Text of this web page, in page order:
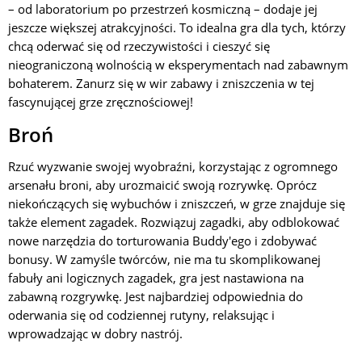
– od laboratorium po przestrzeń kosmiczną – dodaje jej
jeszcze większej atrakcyjności. To idealna gra dla tych, którzy
chcą oderwać się od rzeczywistości i cieszyć się
nieograniczoną wolnością w eksperymentach nad zabawnym
bohaterem. Zanurz się w wir zabawy i zniszczenia w tej
fascynującej grze zręcznościowej!
Broń
Rzuć wyzwanie swojej wyobraźni, korzystając z ogromnego
arsenału broni, aby urozmaicić swoją rozrywkę. Oprócz
niekończących się wybuchów i zniszczeń, w grze znajduje się
także element zagadek. Rozwiązuj zagadki, aby odblokować
nowe narzędzia do torturowania Buddy'ego i zdobywać
bonusy. W zamyśle twórców, nie ma tu skomplikowanej
fabuły ani logicznych zagadek, gra jest nastawiona na
zabawną rozgrywkę. Jest najbardziej odpowiednia do
oderwania się od codziennej rutyny, relaksując i
wprowadzając w dobry nastrój.